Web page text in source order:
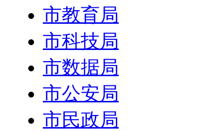
市教育局
市科技局
市数据局
市公安局
市民政局